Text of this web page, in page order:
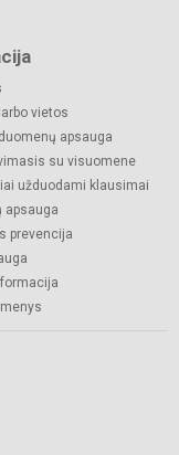
vietos
apsauga
su visuomene
užduodami klausimai
apsauga
prevencija